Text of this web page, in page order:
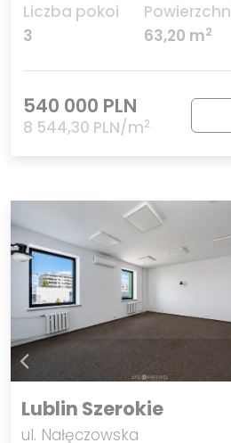
Liczba pokoi
3
63,20 m2
540 000 PLN
8 544,30 PLN/m2
Lublin Szerokie
ul. Nałęczowska